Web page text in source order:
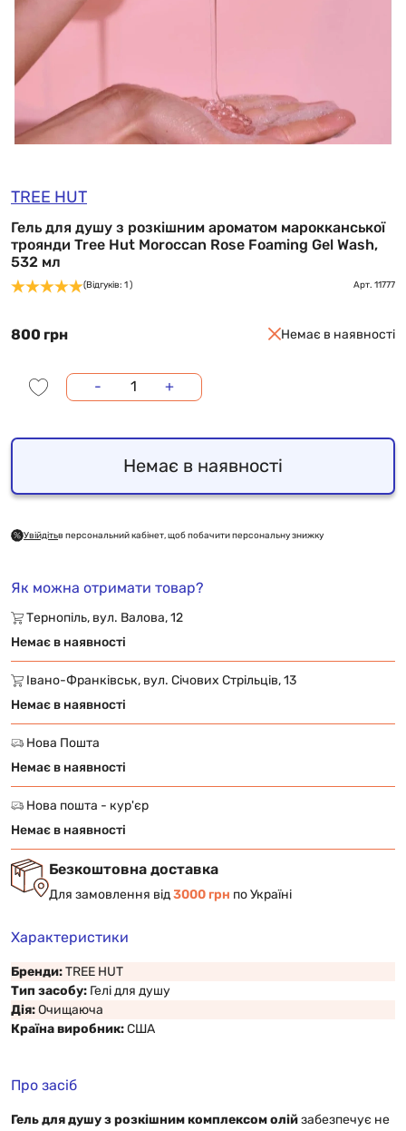
TREE HUT
Гель для душу з розкішним ароматом марокканської
троянди Tree Hut Moroccan Rose Foaming Gel Wash,
532 мл
(Відгуків: 1 ) Арт. 11777
800 грн Немає в наявності
- +
Немає в наявності
Увійдітьв персональний кабінет, щоб побачити персональну знижку
Як можна отримати товар?
Тернопіль, вул. Валова, 12
Немає в наявності
Івано-Франківськ, вул. Січових Стрільців, 13
Немає в наявності
Нова Пошта
Немає в наявності
Нова пошта - кур'єр
Немає в наявності
Безкоштовна доставка
Для замовлення від3000 грн по Україні
Характеристики
Бренди:TREE HUT
Тип засобу: Гелі для душу
Дія:Очищаюча
Країна виробник:США
Про засіб
Гель для душу з розкішним комплексом олійзабезпечує не